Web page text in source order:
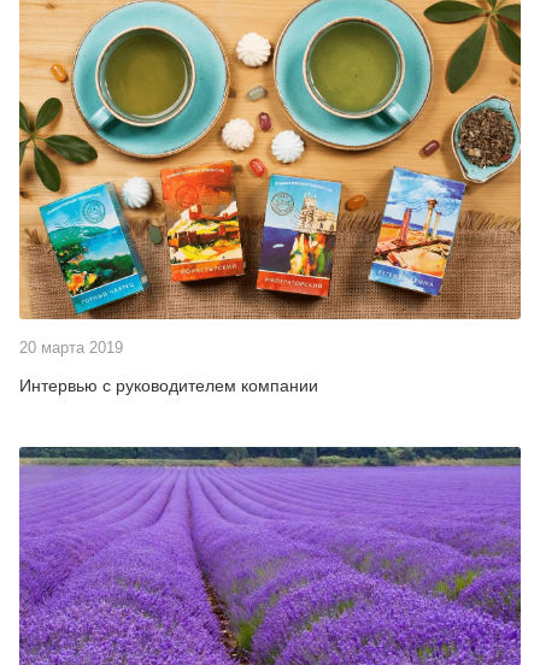
20 марта 2019
Интервью с руководителем компании